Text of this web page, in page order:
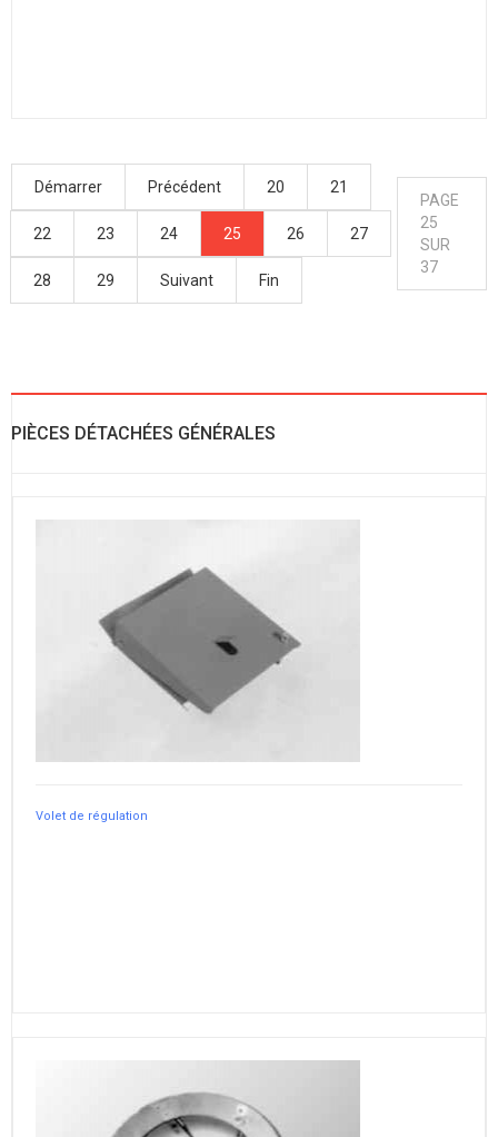
Démarrer Précédent 20 21
22 23 24 25 26 27
28 29 Suivant Fin
PAGE
25
SUR
37
PIÈCES DÉTACHÉES GÉNÉRALES
Volet de régulation